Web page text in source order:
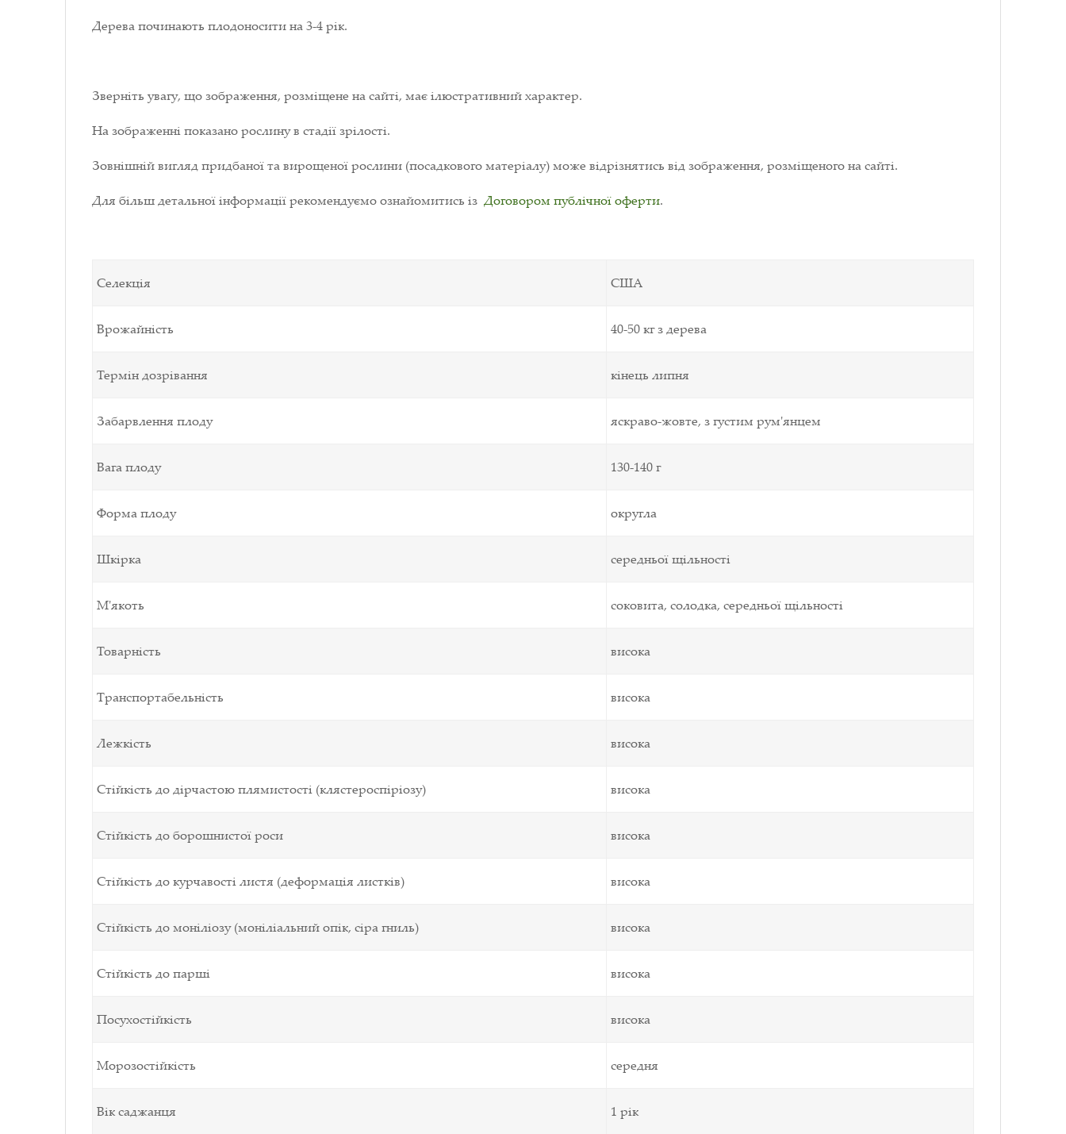
Дерева починають плодоносити на 3-4 рік.
Зверніть увагу, що зображення, розміщене на сайті, має ілюстративний характер.
На зображенні показано рослину в стадії зрілості.
Зовнішній вигляд придбаної та вирощеної рослини (посадкового матеріалу) може відрізнятись від зображення, розміщеного на сайті.
Для більш детальної інформації рекомендуємо ознайомитись із Договором публічної оферти.
Селекція США
Врожайність 40-50 кг з дерева
Термін дозрівання кінець липня
Забарвлення плоду яскраво-жовте, з густим рум'янцем
Вага плоду 130-140 г
Форма плоду округла
Шкірка середньої щільності
М'якоть соковита, солодка, середньої щільності
Товарність висока
Транспортабельність висока
Лежкість висока
Стійкість до дірчастою плямистості (клястероспіріозу) висока
Стійкість до борошнистої роси висока
Стійкість до курчавості листя (деформація листків) висока
Стійкість до моніліозу (моніліальний опік, сіра гниль) висока
Стійкість до парші висока
Посухостійкість висока
Морозостійкість середня
Вік саджанця 1 рік